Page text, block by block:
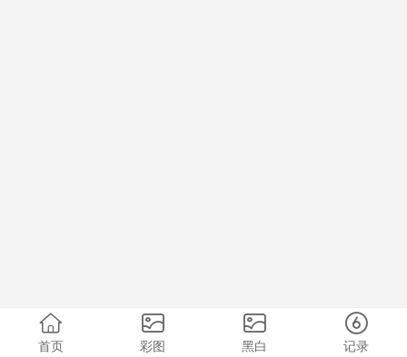
首页 彩图 黑白 记录